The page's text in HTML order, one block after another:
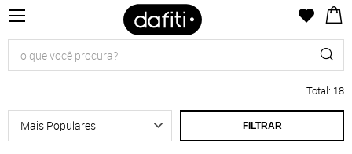
Total: 18
FILTRAR